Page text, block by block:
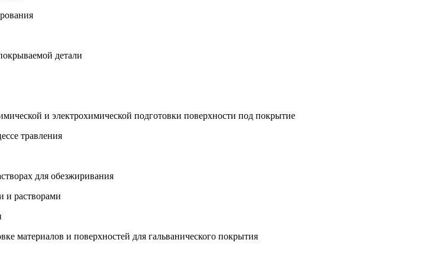
детали
и электрохимической подготовки поверхности под покрытие
травления
для обезжиривания
и растворами
материалов и поверхностей для гальванического покрытия